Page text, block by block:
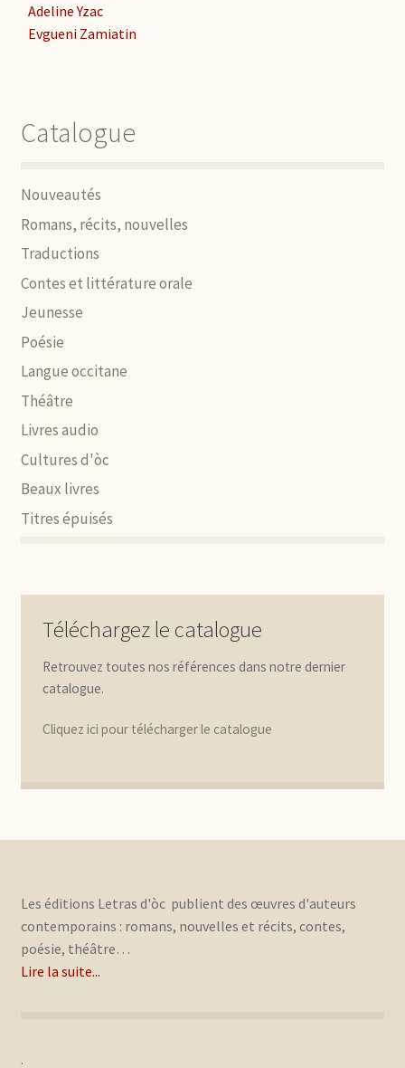
Adeline Yzac
Evgueni Zamiatin
Catalogue
Nouveautés
Romans, récits, nouvelles
Traductions
Contes et littérature orale
Jeunesse
Poésie
Langue occitane
Théâtre
Livres audio
Cultures d'òc
Beaux livres
Titres épuisés
Téléchargez le catalogue
Retrouvez toutes nos références dans notre dernier
catalogue.
Cliquez ici pour télécharger le catalogue
Les éditions Letras d'òc publient des œuvres d'auteurs
contemporains : romans, nouvelles et récits, contes,
poésie, théâtre…
Lire la suite...
.